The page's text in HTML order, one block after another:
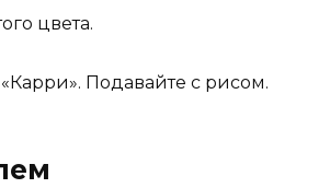
цвета.
Подавайте с рисом.